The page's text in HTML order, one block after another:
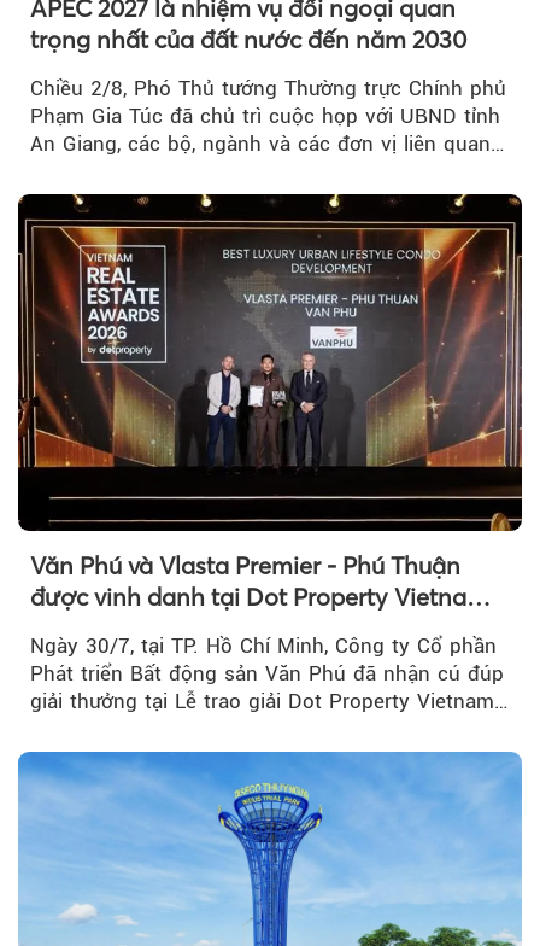
APEC 2027 là nhiệm vụ đối ngoại quan
trọng nhất của đất nước đến năm 2030
Chiều 2/8, Phó Thủ tướng Thường trực Chính phủ
Phạm Gia Túc đã chủ trì cuộc họp với UBND tỉnh
An Giang, các bộ, ngành và các đơn vị liên quan
Văn Phú và Vlasta Premier - Phú Thuận
được vinh danh tại Dot Property Vietnam
Ngày 30/7, tại TP. Hồ Chí Minh, Công ty Cổ phần
Phát triển Bất động sản Văn Phú đã nhận cú đúp
giải thưởng tại Lễ trao giải Dot Property Vietnam